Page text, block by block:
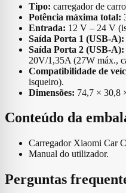
Tipo: carregador de
Potência máxima total:
Entrada: 12 V – 24 V
Saída Porta 1 (USB-A):
Saída Porta 2 (USB-A):
20V/1,35A (27W máx.,
Compatibilidade de
isqueiro).
Dimensões: 74,7 × 30,8
Conteúdo da
Carregador Xiaomi Car
Manual do utilizador.
Perguntas